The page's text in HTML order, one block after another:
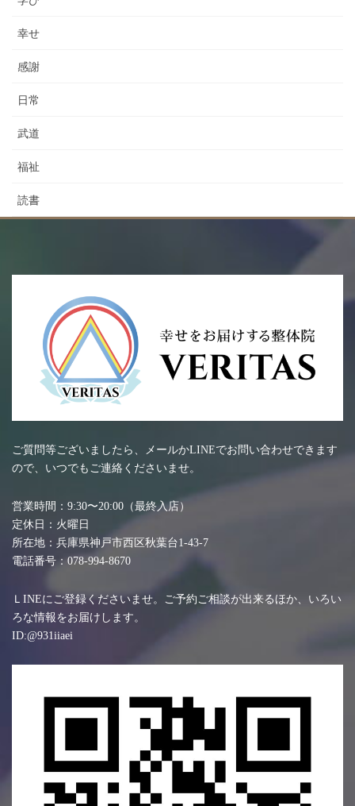
幸せ
感謝
日常
武道
福祉
読書
ご質問等ございましたら、メールかLINEでお問い合わせできます
ので、いつでもご連絡くださいませ。
営業時間：9:30〜20:00（最終入店）
定休日：火曜日
所在地：兵庫県神戸市西区秋葉台1-43-7
電話番号：078-994-8670
ＬINEにご登録くださいませ。ご予約ご相談が出来るほか、いろい
ろな情報をお届けします。
ID:@931iiaei